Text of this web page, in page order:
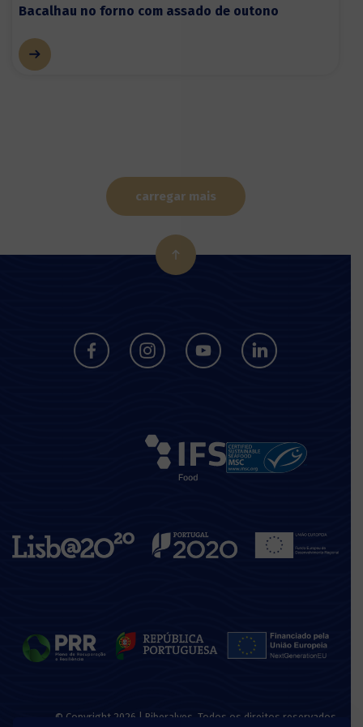
Bacalhau no forno com assado de outono
carregar mais
© Copyright 2026 | Riberalves. Todos os direitos reservados.